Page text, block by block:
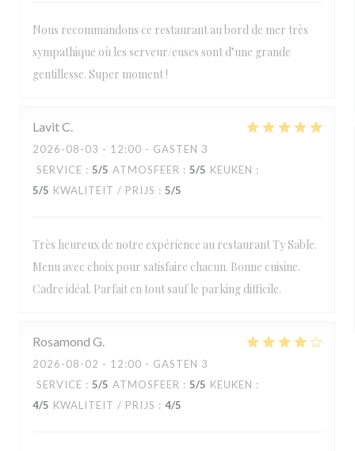
Nous recommandons ce restaurant au bord de mer très
sympathique où les serveur/euses sont d’une grande
gentillesse. Super moment !
LavitC
2026-08-03 - 12:00 - GASTEN 3
SERVICE : 5/5 ATMOSFEER : 5/5 KEUKEN :
5/5 KWALITEIT / PRIJS : 5/5
Très heureux de notre expérience au restaurant Ty Sable.
Menu avec choix pour satisfaire chacun. Bonne cuisine.
Cadre idéal. Parfait en tout sauf le parking difficile.
Rosamond G
2026-08-02 - 12:00 - GASTEN 3
SERVICE : 5/5 ATMOSFEER : 5/5 KEUKEN :
4/5 KWALITEIT / PRIJS : 4/5